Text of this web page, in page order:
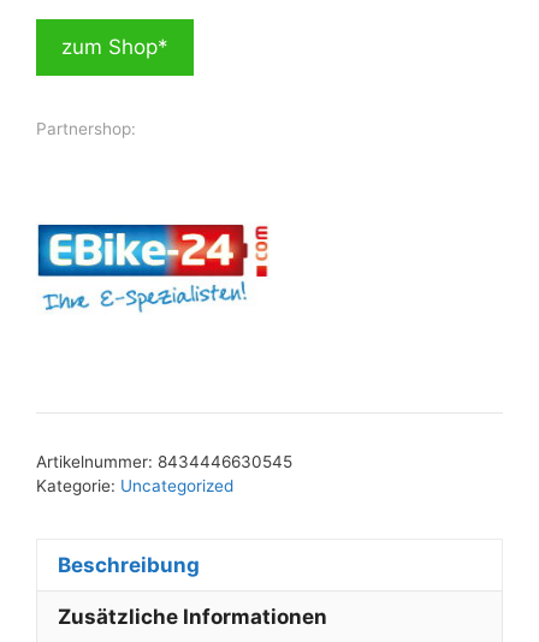
zum Shop*
Partnershop:
Artikelnummer: 8434446630545
Kategorie: Uncategorized
Beschreibung
Zusätzliche Informationen